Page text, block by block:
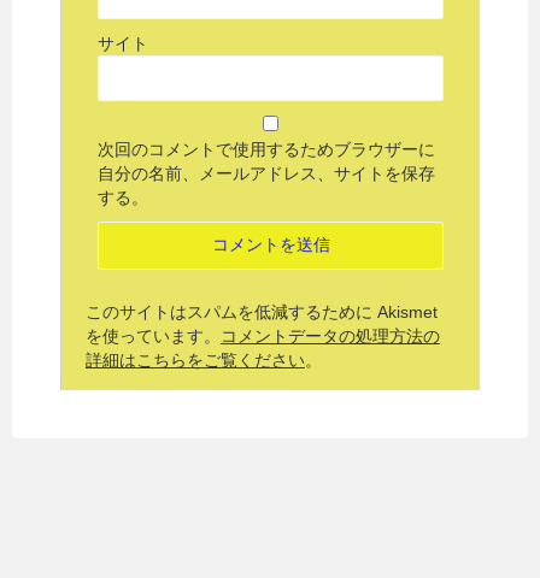
サイト
次回のコメントで使用するためブラウザーに
自分の名前、メールアドレス、サイトを保存
する。
このサイトはスパムを低減するために Akismet
を使っています。
コメントデータの処理方法の
詳細はこちらをご覧ください。